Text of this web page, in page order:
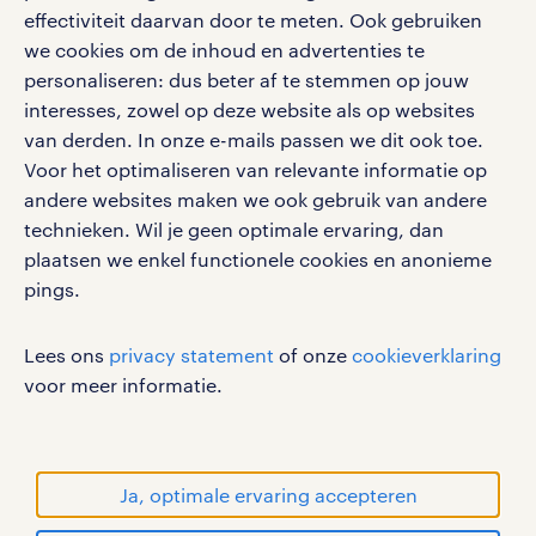
effectiviteit daarvan door te meten. Ook gebruiken
we cookies om de inhoud en advertenties te
personaliseren: dus beter af te stemmen op jouw
interesses, zowel op deze website als op websites
van derden. In onze e-mails passen we dit ook toe.
Voor het optimaliseren van relevante informatie op
andere websites maken we ook gebruik van andere
technieken. Wil je geen optimale ervaring, dan
plaatsen we enkel functionele cookies en anonieme
pings.
Lees ons privacy statement of onze cookieverklaring
voor meer informatie.
Ja, optimale ervaring accepteren
Volg ons voor de leukste content omtrent
vacatures, solliciteren en inspiratie.
werken bij randstad
gebruikersvoorwaarden
privacystatement
cookies
handelsmerken van Randstad N.V.